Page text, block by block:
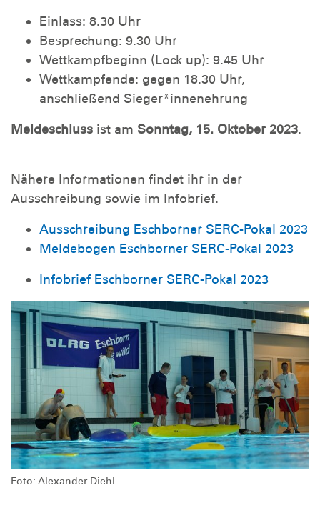
Foto: Alexander Diehl
Einlass: 8.30 Uhr
Besprechung: 9.30 Uhr
Wettkampfbeginn (Lock up): 9.45 Uhr
Wettkampfende: gegen 18.30 Uhr,
anschließend Sieger*innenehrung
Meldeschluss ist am Sonntag, 15. Oktober 2023.
Nähere Informationen findet ihr in der
Ausschreibung sowie im Infobrief.
Ausschreibung Eschborner SERC-Pokal 2023
Meldebogen Eschborner SERC-Pokal 2023
Infobrief Eschborner SERC-Pokal 2023